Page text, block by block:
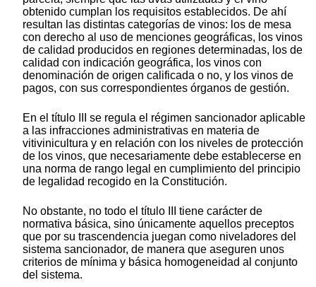
obtenido cumplan los requisitos establecidos. De ahí
resultan las distintas categorías de vinos: los de mesa
con derecho al uso de menciones geográficas, los vinos
de calidad producidos en regiones determinadas, los de
calidad con indicación geográfica, los vinos con
denominación de origen calificada o no, y los vinos de
pagos, con sus correspondientes órganos de gestión.
En el título III se regula el régimen sancionador aplicable
a las infracciones administrativas en materia de
vitivinicultura y en relación con los niveles de protección
de los vinos, que necesariamente debe establecerse en
una norma de rango legal en cumplimiento del principio
de legalidad recogido en la Constitución.
No obstante, no todo el título III tiene carácter de
normativa básica, sino únicamente aquellos preceptos
que por su trascendencia juegan como niveladores del
sistema sancionador, de manera que aseguren unos
criterios de mínima y básica homogeneidad al conjunto
del sistema.